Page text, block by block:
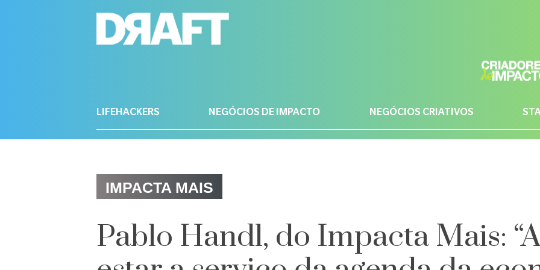
LIFEHACKERS NEGÓCIOS DE IMPACTO NEGÓCIOS CRIATIVOS
IMPACTA MAIS
Pablo Handl, do Impacta Mais: